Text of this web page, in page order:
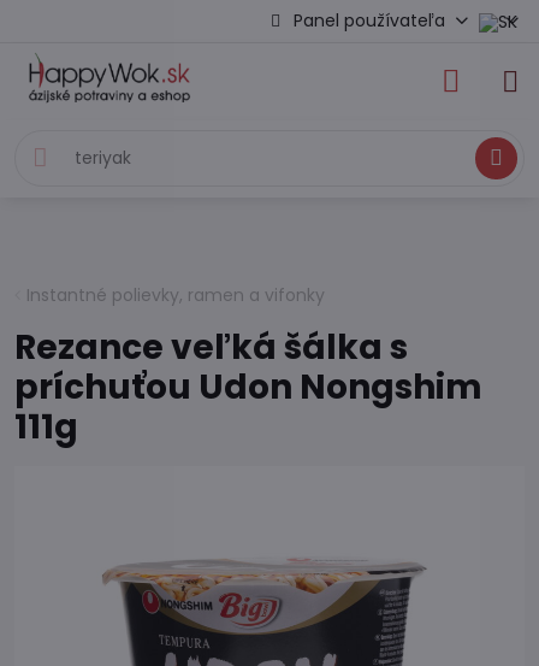
Panel používateľa
Hľadať
Instantné polievky, ramen a vifonky
Rezance veľká šálka s
príchuťou Udon Nongshim
111g